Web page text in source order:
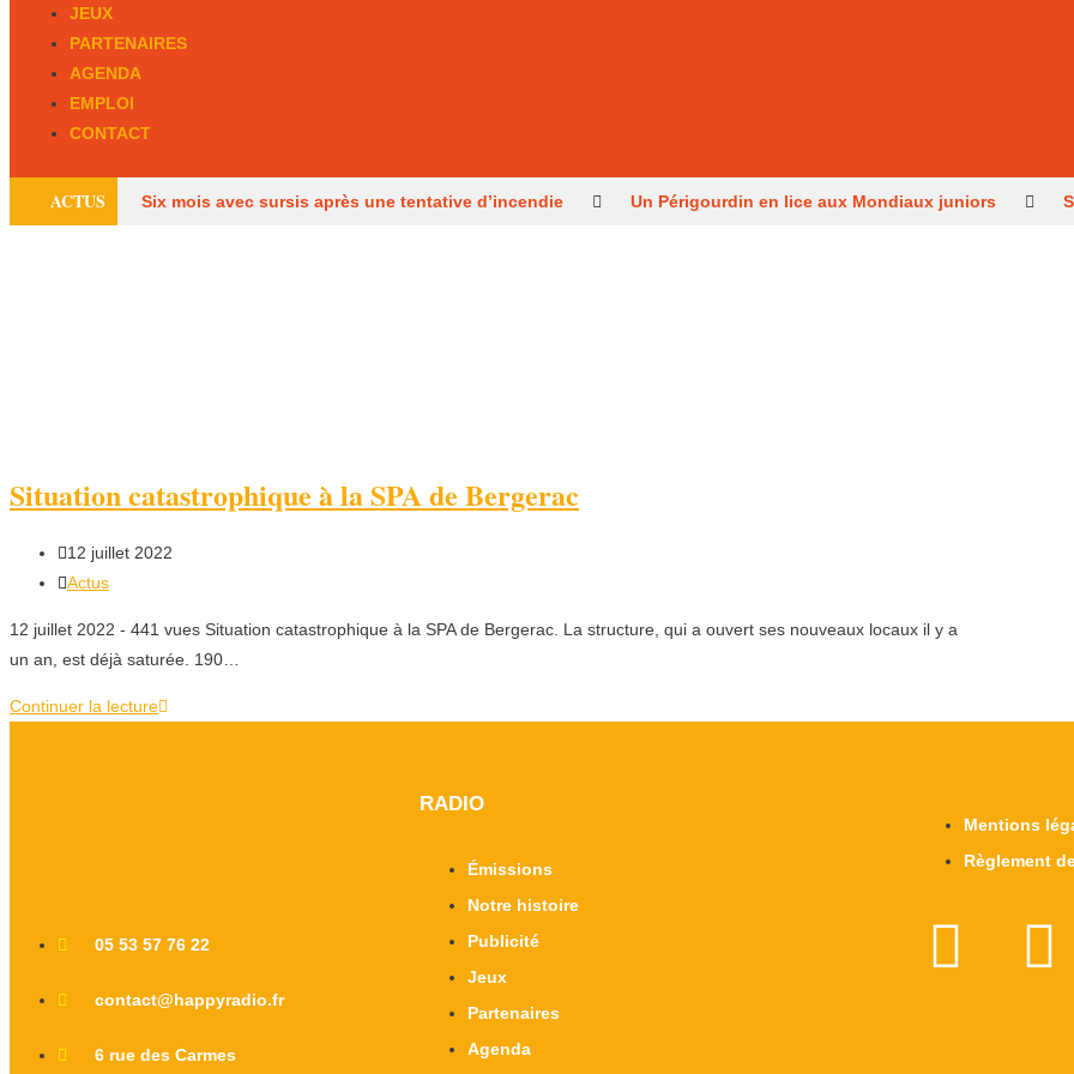
JEUX
PARTENAIRES
AGENDA
EMPLOI
CONTACT
ACTUS Six mois avec sursis après une tentative d’incendie Un Périgourdin en lice aux Mondiaux juniors
Situation catastrophique à la SPA de Bergerac
12 juillet 2022
Actus
12 juillet 2022 - 441 vues Situation catastrophique à la SPA de Bergerac. La structure, qui a ouvert ses nouveaux locaux il y a
un an, est déjà saturée. 190…
Continuer la lecture
05 53 57 76 22
contact@happyradio.fr
6 rue des Carmes
RADIO
Émissions
Notre histoire
Publicité
Jeux
Partenaires
Agenda
Mentions
Règlement